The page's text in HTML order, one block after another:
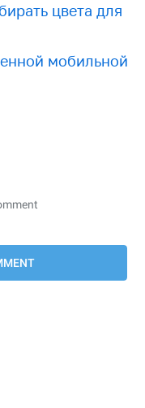
цвета для
мобильной